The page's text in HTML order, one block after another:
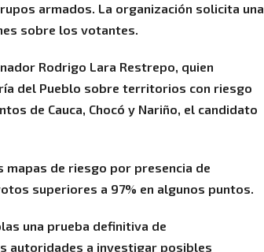
armados. La organización solicita una
sobre los votantes.
Rodrigo Lara Restrepo, quien
del Pueblo sobre territorios con riesgo
de Cauca, Chocó y Nariño, el candidato
mapas de riesgo por presencia de
superiores a 97% en algunos puntos.
una prueba definitiva de
autoridades a investigar posibles